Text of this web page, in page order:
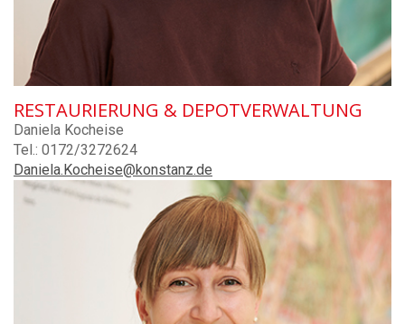
RESTAURIERUNG & DEPOTVERWALTUNG
Daniela Kocheise
Tel.: 0172/3272624
Daniela.Kocheise@konstanz.de